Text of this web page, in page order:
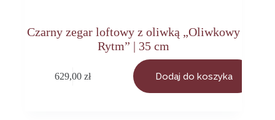
Czarny zegar loftowy z oliwką „Oliwkowy
Rytm” | 35 cm
629,00zł Dodaj do koszyka